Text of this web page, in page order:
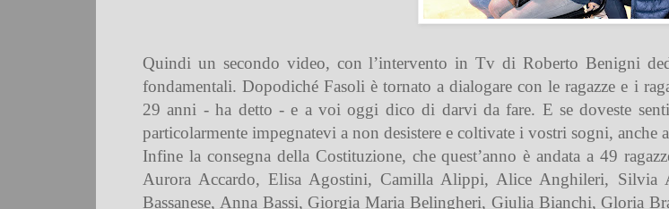
Quindi un secondo video, con l’intervento in Tv di Roberto Benigni
fondamentali. Dopodiché Fasoli è tornato a dialogare con le ragazze e i
29 anni - ha detto - e a voi oggi dico di darvi da fare. E se doveste
particolarmente impegnatevi a non desistere e coltivate i vostri sogni,
Infine la consegna della Costituzione, che quest’anno è andata a 49
Aurora Accardo, Elisa Agostini, Camilla Alippi, Alice Anghileri,
Bassanese, Anna Bassi, Giorgia Maria Belingheri, Giulia Bianchi, Gloria